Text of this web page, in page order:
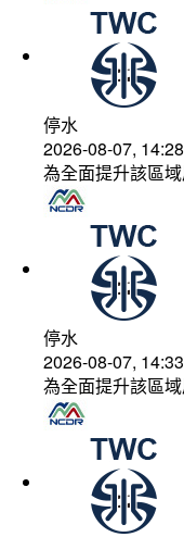
停水
2026-08-07,
為全面提升該區
停水
2026-08-07,
為全面提升該區